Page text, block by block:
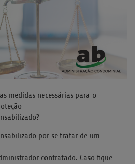
medidas necessárias para o
por se tratar de um
contratado. Caso fique